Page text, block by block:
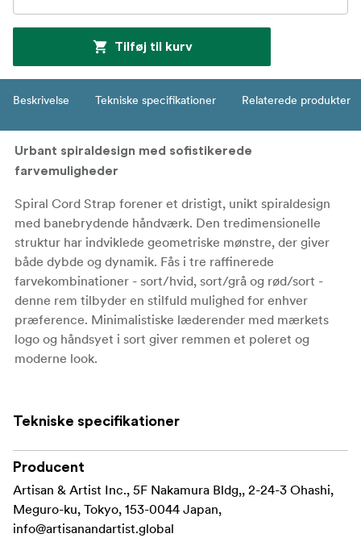
Tilføj til kurv
Beskrivelse Tekniske specifikationer Relaterede produkter
Urbant spiraldesign med sofistikerede
farvemuligheder
Spiral Cord Strap forener et dristigt, unikt spiraldesign
med banebrydende håndværk. Den tredimensionelle
struktur har indviklede geometriske mønstre, der giver
både dybde og dynamik. Fås i tre raffinerede
farvekombinationer - sort/hvid, sort/grå og rød/sort -
denne rem tilbyder en stilfuld mulighed for enhver
præference. Minimalistiske læderender med mærkets
logo og håndsyet i sort giver remmen et poleret og
moderne look.
elastisk snor, der sikrer en sikker og behagelig pasform
og minimerer belastningen af nakke og skuldre, selv ved
længere tids brug. ACAM-707 er med sin længde på 980
mm designet til at blive båret komfortabelt rundt om
halsen, hvilket giver fleksibilitet til at matche din
personlige stil og dine behov.
Tekniske specifikationer
Producent
Artisan & Artist Inc., 5F Nakamura Bldg,, 2-24-3 Ohashi,
Meguro-ku, Tokyo, 153-0044 Japan,
info@artisanandartist.global